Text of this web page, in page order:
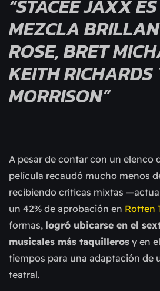
“STACEE JAXX
MEZCLA
ROSE, BRET
KEITH RICHARDS
MORRISON”
A pesar de contar con un elenco
película recaudó mucho menos
recibiendo críticas mixtas
un 42% de aprobación en Rotten
formas, logró ubicarse en el
musicales más taquilleros y en
tiempos para una adaptación de
teatral.